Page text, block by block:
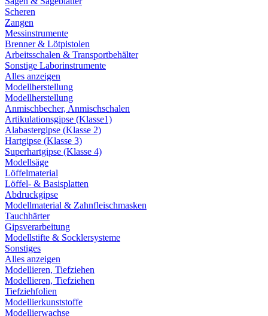
Scheren
Zangen
Messinstrumente
Brenner & Lötpistolen
Arbeitsschalen & Transportbehälter
Sonstige Laborinstrumente
Alles anzeigen
Modellherstellung
Modellherstellung
Anmischbecher, Anmischschalen
Artikulationsgipse (Klasse1)
Alabastergipse (Klasse 2)
Hartgipse (Klasse 3)
Superhartgipse (Klasse 4)
Modellsäge
Löffelmaterial
Löffel- & Basisplatten
Abdruckgipse
Modellmaterial & Zahnfleischmasken
Tauchhärter
Gipsverarbeitung
Modellstifte & Socklersysteme
Sonstiges
Alles anzeigen
Modellieren, Tiefziehen
Modellieren, Tiefziehen
Tiefziehfolien
Modellierkunststoffe
Modellierwachse